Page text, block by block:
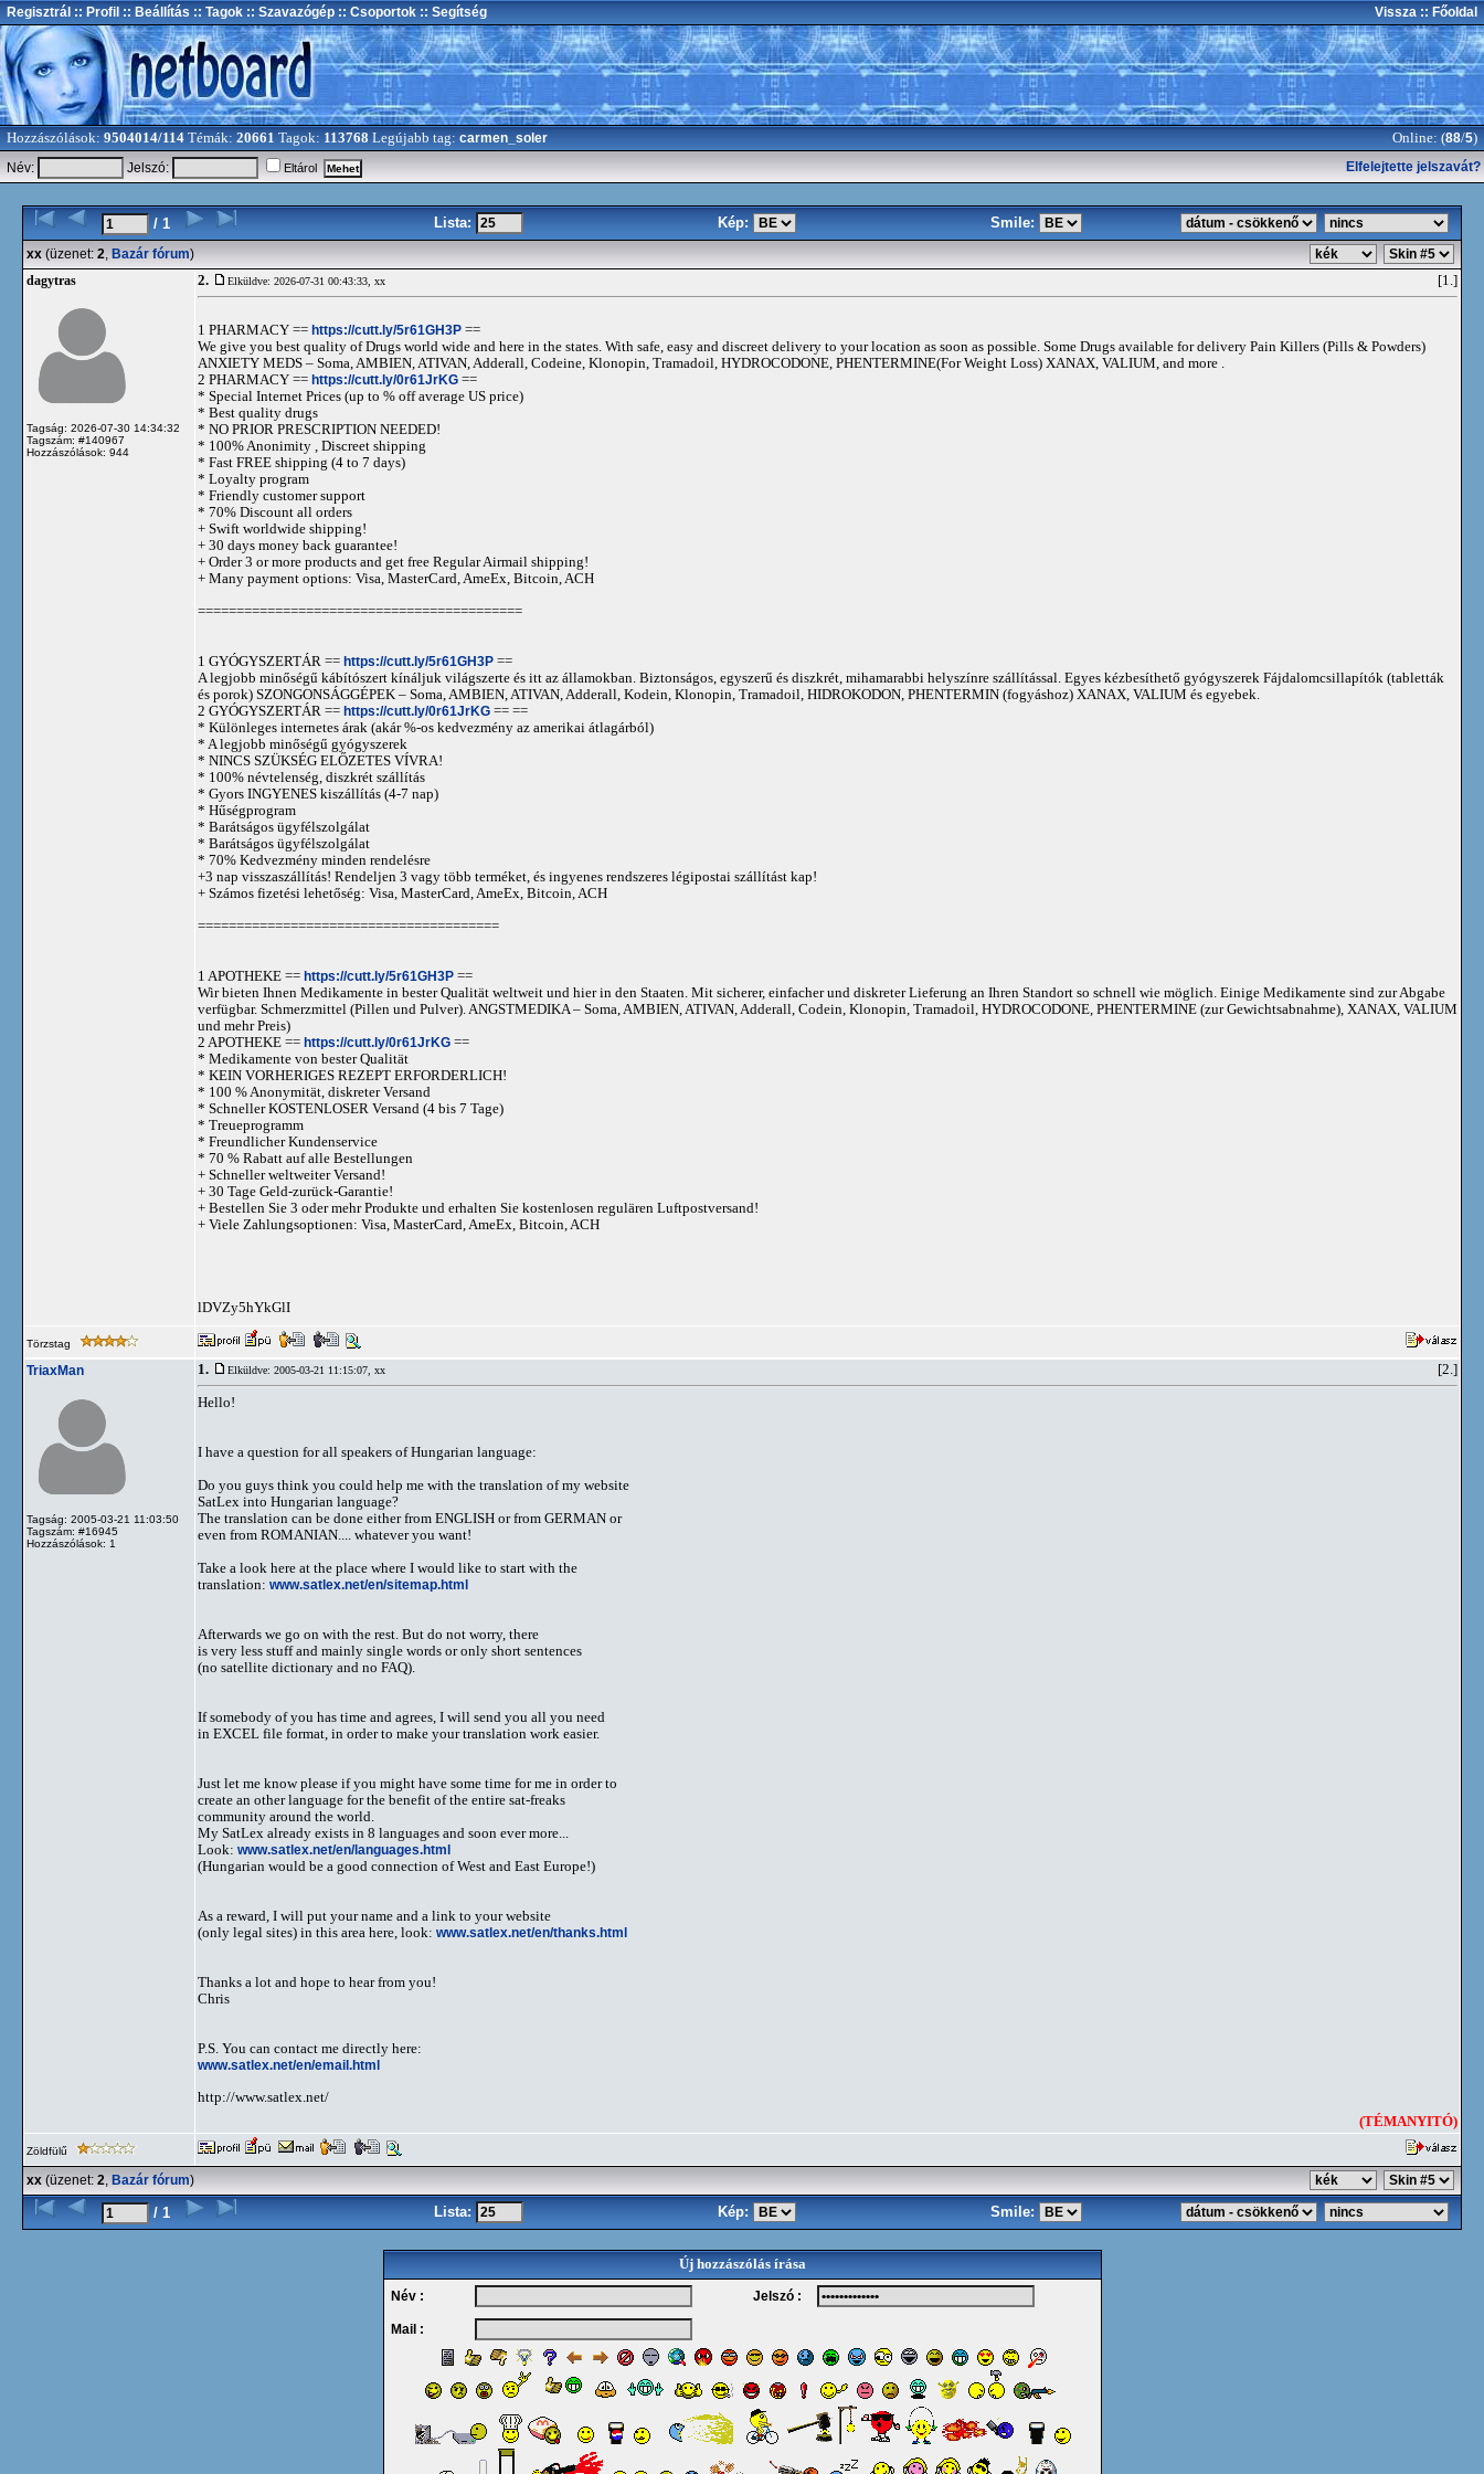
Regisztrál :: Profil :: Beállítás :: Tagok :: Szavazógép :: Csoportok :: Segítség Vissza :: Főoldal
Hozzászólások: 9504014/114 Témák: 20661 Tagok: 113768 Legújabb tag: carmen_soler Online: (88/5)
Név: Jelszó: Eltárol Elfelejtette jelszavát?
/ 1 Lista: Kép: Smile:
xx (üzenet: 2, Bazár fórum)
dagytras
Tagság: 2026-07-30 14:34:32
Tagszám: #140967
Hozzászólások: 944
2. Elküldve: 2026-07-31 00:43:33, xx [1.]
1 PHARMACY == https://cutt.ly/5r61GH3P ==
We give you best quality of Drugs world wide and here in the states. With safe, easy and discreet delivery to your location as soon as possible. Some Drugs available for delivery Pain Killers (Pills & Powders)
ANXIETY MEDS – Soma, AMBIEN, ATIVAN, Adderall, Codeine, Klonopin, Tramadoil, HYDROCODONE, PHENTERMINE(For Weight Loss) XANAX, VALIUM, and more .
2 PHARMACY == https://cutt.ly/0r61JrKG ==
* Special Internet Prices (up to % off average US price)
* Best quality drugs
* NO PRIOR PRESCRIPTION NEEDED!
* 100% Anonimity , Discreet shipping
* Fast FREE shipping (4 to 7 days)
* Loyalty program
* Friendly customer support
* 70% Discount all orders
+ Swift worldwide shipping!
+ 30 days money back guarantee!
+ Order 3 or more products and get free Regular Airmail shipping!
+ Many payment options: Visa, MasterCard, AmeEx, Bitcoin, ACH
==========================================
1 GYÓGYSZERTÁR == https://cutt.ly/5r61GH3P ==
A legjobb minőségű kábítószert kínáljuk világszerte és itt az államokban. Biztonságos, egyszerű és diszkrét, mihamarabbi helyszínre szállítással. Egyes kézbesíthető gyógyszerek Fájdalomcsillapítók (tabletták
és porok) SZONGONSÁGGÉPEK – Soma, AMBIEN, ATIVAN, Adderall, Kodein, Klonopin, Tramadoil, HIDROKODON, PHENTERMIN (fogyáshoz) XANAX, VALIUM és egyebek.
2 GYÓGYSZERTÁR == https://cutt.ly/0r61JrKG == ==
* Különleges internetes árak (akár %-os kedvezmény az amerikai átlagárból)
* A legjobb minőségű gyógyszerek
* NINCS SZÜKSÉG ELŐZETES VÍVRA!
* 100% névtelenség, diszkrét szállítás
* Gyors INGYENES kiszállítás (4-7 nap)
* Hűségprogram
* Barátságos ügyfélszolgálat
* Barátságos ügyfélszolgálat
* 70% Kedvezmény minden rendelésre
+3 nap visszaszállítás! Rendeljen 3 vagy több terméket, és ingyenes rendszeres légipostai szállítást kap!
+ Számos fizetési lehetőség: Visa, MasterCard, AmeEx, Bitcoin, ACH
=======================================
1 APOTHEKE == https://cutt.ly/5r61GH3P ==
Wir bieten Ihnen Medikamente in bester Qualität weltweit und hier in den Staaten. Mit sicherer, einfacher und diskreter Lieferung an Ihren Standort so schnell wie möglich. Einige Medikamente sind zur Abgabe
verfügbar. Schmerzmittel (Pillen und Pulver). ANGSTMEDIKA – Soma, AMBIEN, ATIVAN, Adderall, Codein, Klonopin, Tramadoil, HYDROCODONE, PHENTERMINE (zur Gewichtsabnahme), XANAX, VALIUM
und mehr Preis)
2 APOTHEKE == https://cutt.ly/0r61JrKG ==
* Medikamente von bester Qualität
* KEIN VORHERIGES REZEPT ERFORDERLICH!
* 100 % Anonymität, diskreter Versand
* Schneller KOSTENLOSER Versand (4 bis 7 Tage)
* Treueprogramm
* Freundlicher Kundenservice
* 70 % Rabatt auf alle Bestellungen
+ Schneller weltweiter Versand!
+ 30 Tage Geld-zurück-Garantie!
+ Bestellen Sie 3 oder mehr Produkte und erhalten Sie kostenlosen regulären Luftpostversand!
+ Viele Zahlungsoptionen: Visa, MasterCard, AmeEx, Bitcoin, ACH
lDVZy5hYkGlI
Törzstag
TriaxMan
Tagság: 2005-03-21 11:03:50
Tagszám: #16945
Hozzászólások: 1
1. Elküldve: 2005-03-21 11:15:07, xx [2.]
Hello!
I have a question for all speakers of Hungarian language:
Do you guys think you could help me with the translation of my website
SatLex into Hungarian language?
The translation can be done either from ENGLISH or from GERMAN or
even from ROMANIAN.... whatever you want!
Take a look here at the place where I would like to start with the
translation: www.satlex.net/en/sitemap.html
Afterwards we go on with the rest. But do not worry, there
is very less stuff and mainly single words or only short sentences
(no satellite dictionary and no FAQ).
If somebody of you has time and agrees, I will send you all you need
in EXCEL file format, in order to make your translation work easier.
Just let me know please if you might have some time for me in order to
create an other language for the benefit of the entire sat-freaks
community around the world.
My SatLex already exists in 8 languages and soon ever more...
Look: www.satlex.net/en/languages.html
(Hungarian would be a good connection of West and East Europe!)
As a reward, I will put your name and a link to your website
(only legal sites) in this area here, look: www.satlex.net/en/thanks.html
Thanks a lot and hope to hear from you!
Chris
P.S. You can contact me directly here:
www.satlex.net/en/email.html
http://www.satlex.net/
(TÉMANYITÓ)
Zöldfülű
xx (üzenet: 2, Bazár fórum)
/ 1 Lista: Kép: Smile:
Új hozzászólás írása
Név : Jelszó :
Mail :